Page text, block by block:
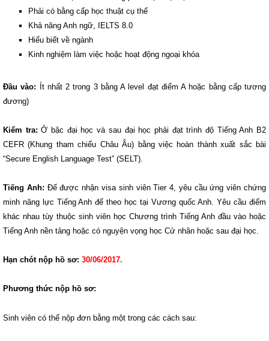
Phải có bằng cấp học thuật cụ thể
Khả năng Anh ngữ, IELTS 8.0
Hiểu biết về ngành
Kinh nghiệm làm việc hoặc hoạt động ngoại khóa
Đầu vào: Ít nhất 2 trong 3 bằng A level đạt điểm A hoặc bằng cấp tương
đương)
Kiểm tra: Ở bậc đại học và sau đại học phải đạt trình độ Tiếng Anh B2
CEFR (Khung tham chiếu Châu Âu) bằng việc hoàn thành xuất sắc bài
“Secure English Language Test” (SELT).
Tiếng Anh: Để được nhận visa sinh viên Tier 4, yêu cầu ứng viên chứng
minh năng lực Tiếng Anh để theo học tại Vương quốc Anh. Yêu cầu điểm
khác nhau tùy thuộc sinh viên học Chương trình Tiếng Anh đầu vào hoặc
Tiếng Anh nền tảng hoặc có nguyện vọng học Cử nhân hoặc sau đại học.
Hạn chót nộp hồ sơ: 30/06/2017.
Phương thức nộp hồ sơ:
Sinh viên có thể nộp đơn bằng một trong các cách sau: